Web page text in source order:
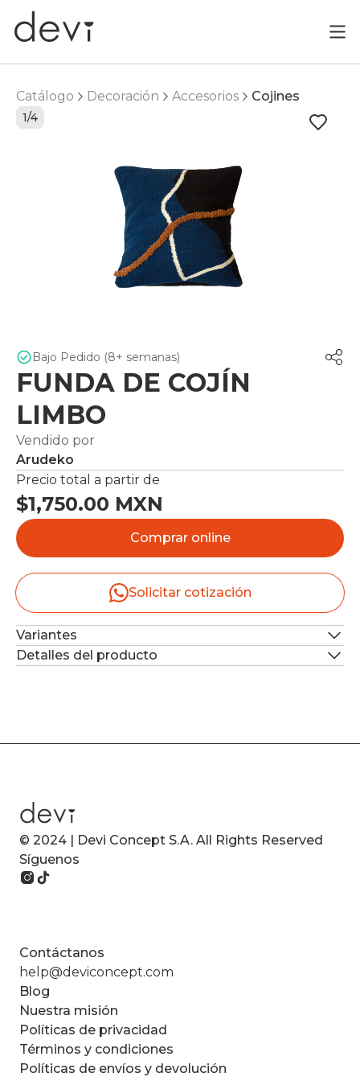
Catálogo Decoración Accesorios Cojines
1/4
Bajo Pedido (8+ semanas)
FUNDA DE COJÍN
LIMBO
Vendido por
Arudeko
Precio total a partir de
$1,750.00 MXN
Comprar online
Solicitar cotización
Variantes
Detalles del producto
© 2024 | Devi Concept S.A. All Rights Reserved
Síguenos
Contáctanos
help@deviconcept.com
Blog
Nuestra misión
Políticas de privacidad
Términos y condiciones
Políticas de envíos y devolución